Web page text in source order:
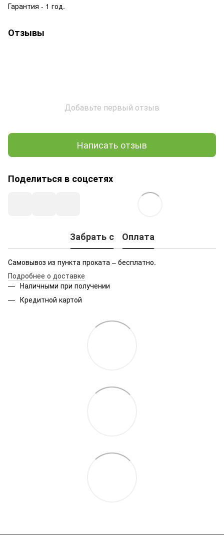
Гарантия - 1 год.
Отзывы
Добавьте первый отзыв
Написать отзыв
Поделиться в соцсетях
Забрать с Оплата
Самовывоз из пункта проката – бесплатно.
Подробнее о доставке
Наличными при получении
Кредитной картой